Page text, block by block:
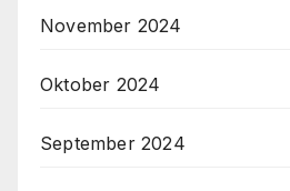
November 2024
Oktober 2024
September 2024